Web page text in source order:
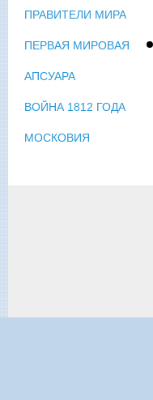
ПРАВИТЕЛИ МИРА
ПЕРВАЯ МИРОВАЯ
АПСУАРА
ВОЙНА 1812 ГОДА
МОСКОВИЯ